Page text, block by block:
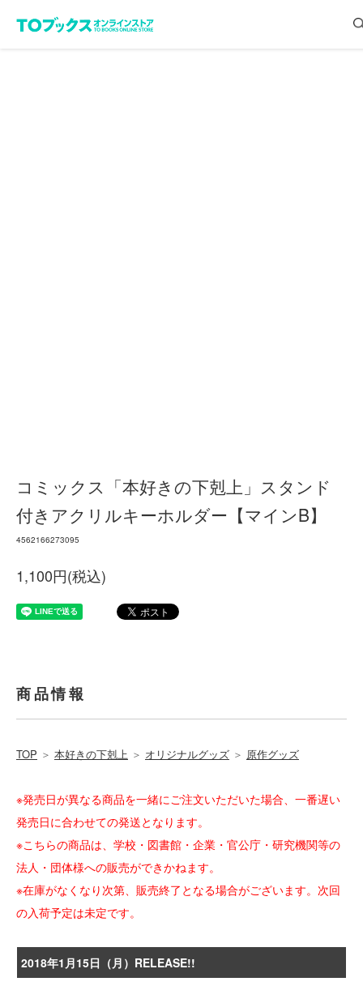
コミックス「本好きの下剋上」スタンド
付きアクリルキーホルダー【マインB】
4562166273095
1,100円(税込)
商品情報
TOP ＞ 本好きの下剋上 ＞ オリジナルグッズ ＞ 原作グッズ
※発売日が異なる商品を一緒にご注文いただいた場合、一番遅い
発売日に合わせての発送となります。
※こちらの商品は、学校・図書館・企業・官公庁・研究機関等の
法人・団体様への販売ができかねます。
※在庫がなくなり次第、販売終了となる場合がございます。次回
の入荷予定は未定です。
2018年1月15日（月）RELEASE!!